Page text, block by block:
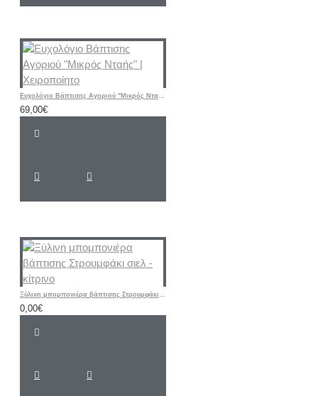
Ευχολόγιο Βάπτισης Αγοριού "Μικρός Νταής" | Χειροποίητο
69,00€
Ξύλινη μπομπονιέρα βάπτισης Στρουμφάκι σιελ - κίτρινο
0,00€